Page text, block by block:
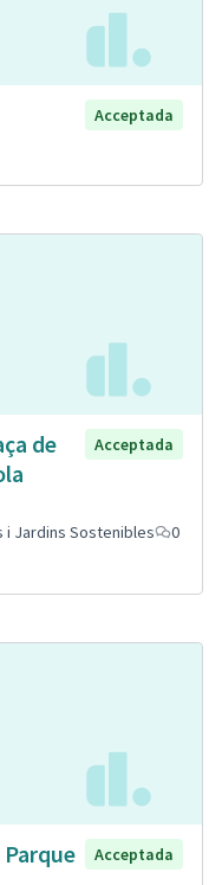
Acceptada
de
Acceptada
i Jardins Sostenibles
0
Acceptada